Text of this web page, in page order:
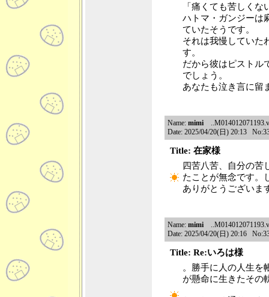
「痛くても苦しく
ハトマ・ガンジーは
ていたそうです。
それは我慢していた
す。
だから彼はピストル
でしょう。
あなたも泣き言に留
Name: mimi
Date: 2025/04/20(日) 20:13
Title: 在家様
四苦八苦、自分の苦
たことが無念です。
ありがとうございま
Name: mimi
Date: 2025/04/20(日) 20:16
Title: Re:いろは様
。勝手に人の人生を
が懸命に生きたその